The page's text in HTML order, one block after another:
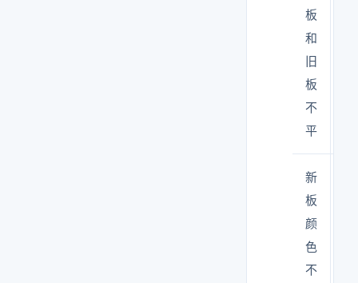
板
和
旧
板
不
平
新
板
颜
色
不